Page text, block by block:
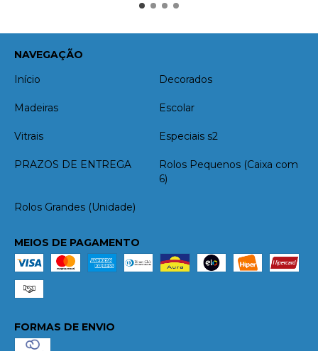
NAVEGAÇÃO
Início
Decorados
Madeiras Escolar
Vitrais Especiais s2
PRAZOS DE ENTREGA
Rolos Pequenos (Caixa com
6)
Rolos Grandes (Unidade)
MEIOS DE PAGAMENTO
FORMAS DE ENVIO